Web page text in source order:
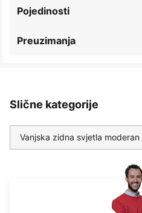
Pojedinosti
Preuzimanja
Slične kategorije
Vanjska zidna svjetla moderan